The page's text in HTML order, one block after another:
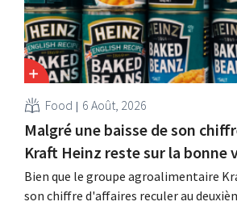
Food 6 Août, 2026
Malgré une baisse de son
Kraft Heinz reste sur la bonne
Bien que le groupe agroalimentaire
son chiffre d'affaires reculer au